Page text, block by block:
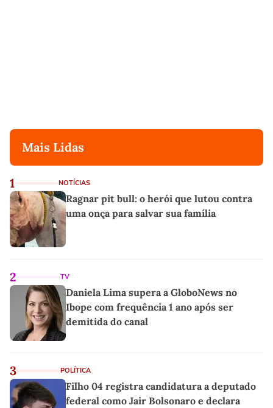
Mais Lidas
1 NOTÍCIAS
Ragnar pit bull: o herói que lutou contra
uma onça para salvar sua família
2 TV
Daniela Lima supera a GloboNews no
Ibope com frequência 1 ano após ser
demitida do canal
3 POLÍTICA
Filho 04 registra candidatura a deputado
federal como Jair Bolsonaro e declara